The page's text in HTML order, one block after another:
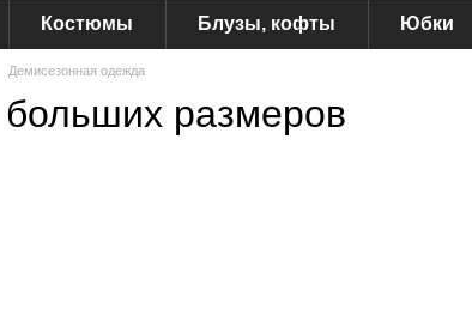
Костюмы Блузы, кофты Юбки
Демисезонная одежда
размеров